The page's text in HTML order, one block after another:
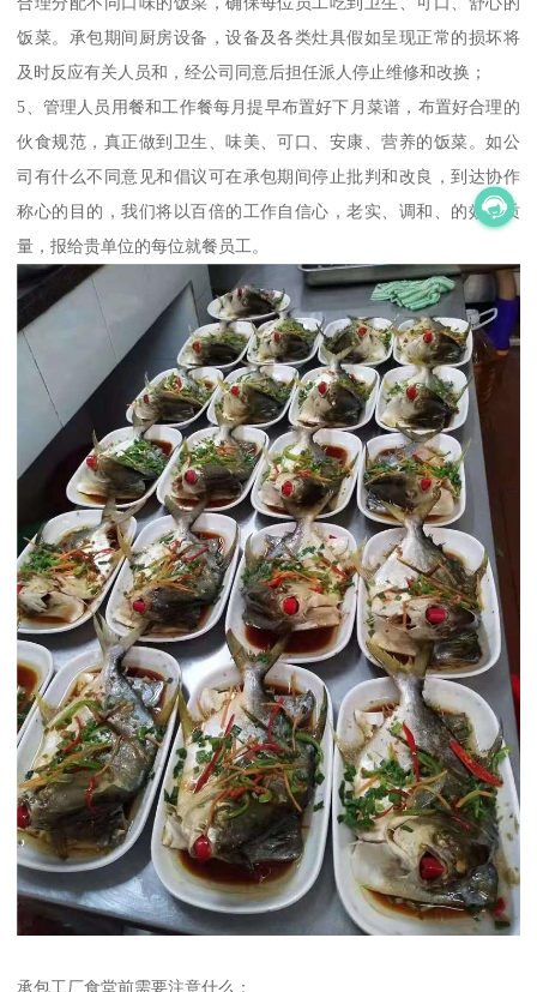
饭菜。承包期间厨房设备，设备及各类灶具假如呈现正常的损坏将
及时反应有关人员和，经公司同意后担任派人停止维修和改换；
5、管理人员用餐和工作餐每月提早布置好下月菜谱，布置好合理的
伙食规范，真正做到卫生、味美、可口、安康、营养的饭菜。如公
司有什么不同意见和倡议可在承包期间停止批判和改良，到达协作
称心的目的，我们将以百倍的工作自信心，老实、调和、的效劳质
量，报给贵单位的每位就餐员工。
承包工厂食堂前需要注意什么：